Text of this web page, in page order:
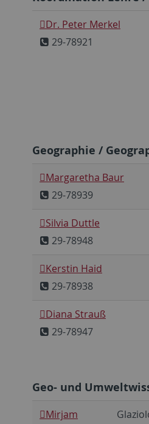
Dr. Peter Merkel
29-78921
Geographie /
Margaretha Baur
29-78939
Silvia Duttle
29-78948
Kerstin Haid
29-78938
Diana Strauß
29-78947
Geo- und
Mirjam